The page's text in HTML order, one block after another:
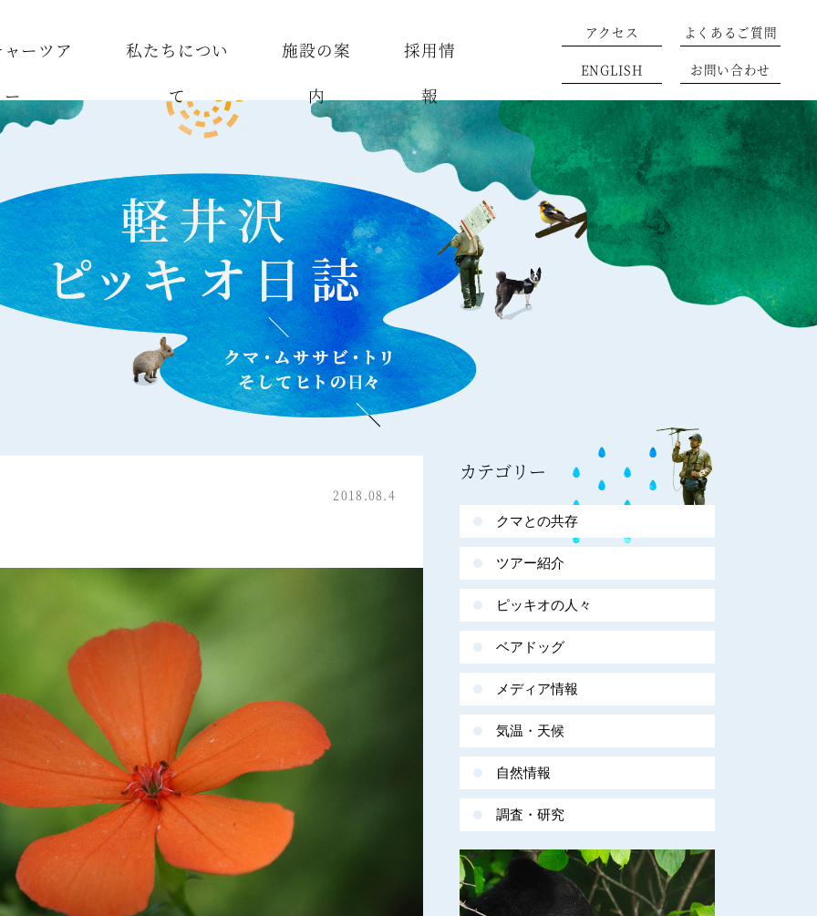
ーツア
ー
私たちについ
て
施設の案
内
採用情
報
アクセス よくあるご質問
ENGLISH お問い合わせ
2018.08.4
カテゴリー
クマとの共存
ツアー紹介
ピッキオの人々
ベアドッグ
メディア情報
気温・天候
自然情報
調査・研究